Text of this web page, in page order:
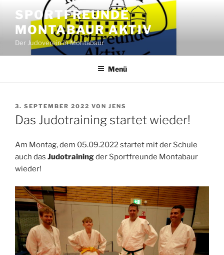
Inhalt
springen
SPORTFREUNDE
MONTABAUR AKTIV
Der Judoverein in Montabaur
Menü
VERÖFFENTLICHT
AM
3. SEPTEMBER 2022 VON JENS
Das Judotraining startet wieder!
Am Montag, dem 05.09.2022 startet mit der Schule
auch das Judotrainingder Sportfreunde Montabaur
wieder!